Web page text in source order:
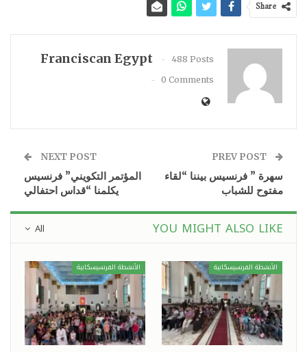
Share
Franciscan Egypt
488 Posts
0 Comments
سهرة ” فرنسيس بيننا “لقاء
مفتوح للشباب
NEXT POST
المؤتمر التكويني” فرنسيس
يكلمنا “قداس احتفالي
All YOU MIGHT ALSO LIKE
الأنشطة الفرنسيسكانية الأنشطة الفرنسيسكانية